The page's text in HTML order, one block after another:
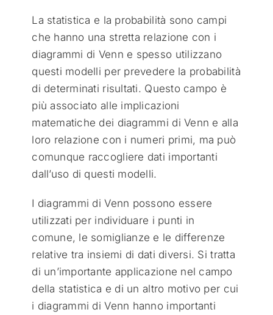
La statistica e la probabilità sono campi
che hanno una stretta relazione con i
diagrammi di Venn e spesso utilizzano
questi modelli per prevedere la probabilità
di determinati risultati. Questo campo è
più associato alle implicazioni
matematiche dei diagrammi di Venn e alla
loro relazione con i numeri primi, ma può
comunque raccogliere dati importanti
dall’uso di questi modelli.
I diagrammi di Venn possono essere
utilizzati per individuare i punti in
comune, le somiglianze e le differenze
relative tra insiemi di dati diversi. Si tratta
di un’importante applicazione nel campo
della statistica e di un altro motivo per cui
i diagrammi di Venn hanno importanti